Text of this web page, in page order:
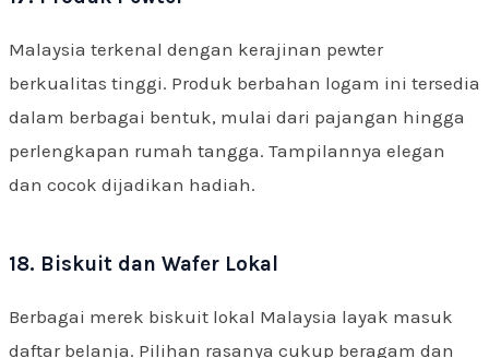
Malaysia terkenal dengan kerajinan pewter
berkualitas tinggi. Produk berbahan logam ini tersedia
dalam berbagai bentuk, mulai dari pajangan hingga
perlengkapan rumah tangga. Tampilannya elegan
dan cocok dijadikan hadiah.
18. Biskuit dan Wafer Lokal
Berbagai merek biskuit lokal Malaysia layak masuk
daftar belanja. Pilihan rasanya cukup beragam dan